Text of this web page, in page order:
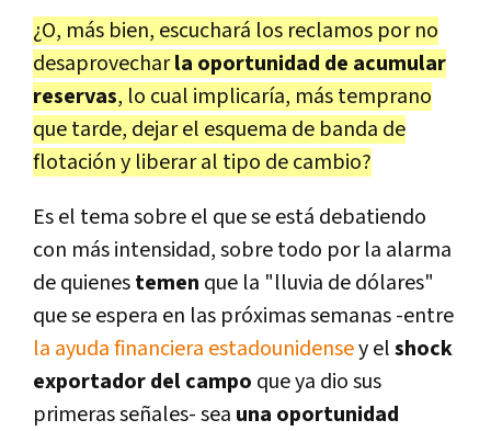
¿O, más bien, escuchará los reclamos por no
desaprovecharla oportunidad de acumular
reservas, lo cual implicaría, más temprano
que tarde, dejar el esquema de banda de
flotación y liberar al tipo de cambio?
Es el tema sobre el que se está debatiendo
con más intensidad, sobre todo por la alarma
de quienestemen que la "lluvia de dólares"
que se espera en las próximas semanas -entre
la ayuda financiera estadounidensey elshock
exportador del campo que ya dio sus
primeras señales- sea una oportunidad